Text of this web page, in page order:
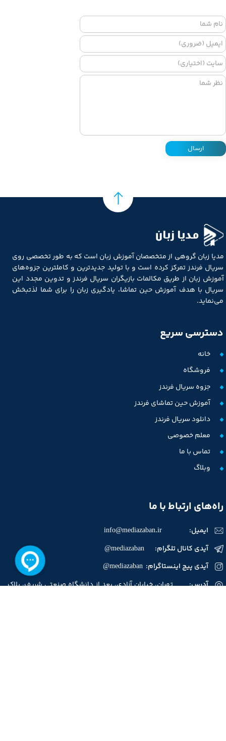
ارسال
مدیا زبان
مدیا زبان گروهی از متخصصان آموزش زبان است که به طور تخصصی روی
سریال فرندز تمرکز کرده است و با تولید جدیدترین و کاملترین جزوه‌های
آموزش زبان از طریق مکالمات بازیگران سریال فرندز و تدوین مجدد این
سریال با هدف آموزش حین تماشا، یادگیری زبان را برای شما لذتبخش
می‌نماید.
خانه
فروشگاه
جزوه سریال فرندز
آموزش حین تماشای فرندز
دانلود سریال فرندز
معلم خصوصی
تماس با ما
وبلاگ
دسترسی سریع
راه‌های ارتباط با ما
ایمیل: info@mediazaban.ir
آدرس: تهران، خیابان آزادی، بعد از دانشگاه صنعتی شریف، پلاک
آیدی کانال تلگرام: mediazaban@
آیدی پیج اینستاگرام: mediazaban@